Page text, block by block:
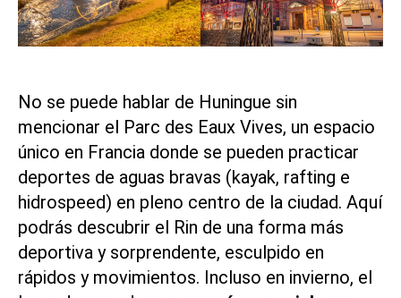
No se puede hablar de Huningue sin
mencionar el Parc des Eaux Vives, un espacio
único en Francia donde se pueden practicar
deportes de aguas bravas (kayak, rafting e
hidrospeed) en pleno centro de la ciudad. Aquí
podrás descubrir el Rin de una forma más
deportiva y sorprendente, esculpido en
rápidos y movimientos. Incluso en invierno, el